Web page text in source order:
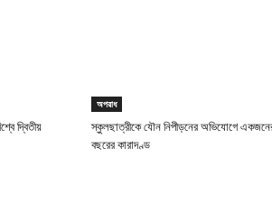
দ্বিতীয়
অপরাধ
স্কুলছাত্রীকে যৌন নিপীড়নের অভিযোগে
বছরের কারাদণ্ড